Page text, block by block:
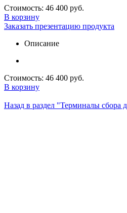
Стоимость: 46 400 руб.
В корзину
Заказать презентацию продукта
Описание
Стоимость: 46 400 руб.
В корзину
Назад в раздел "Терминалы сбора